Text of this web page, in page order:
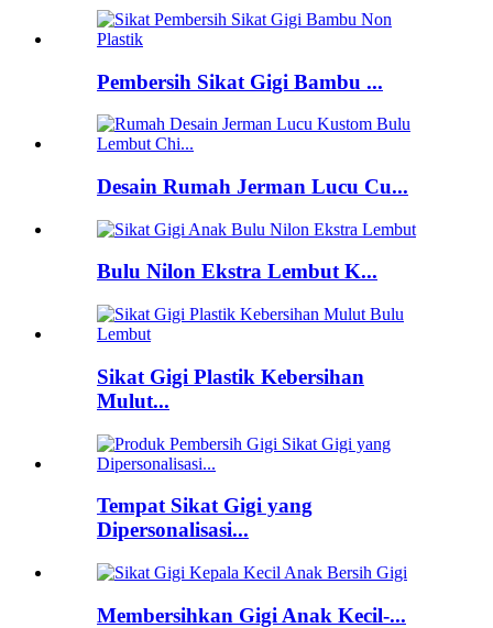
Pembersih Sikat Gigi Bambu ...
Desain Rumah Jerman Lucu Cu...
Bulu Nilon Ekstra Lembut K...
Sikat Gigi Plastik Kebersihan
Mulut...
Tempat Sikat Gigi yang
Dipersonalisasi...
Membersihkan Gigi Anak Kecil-...